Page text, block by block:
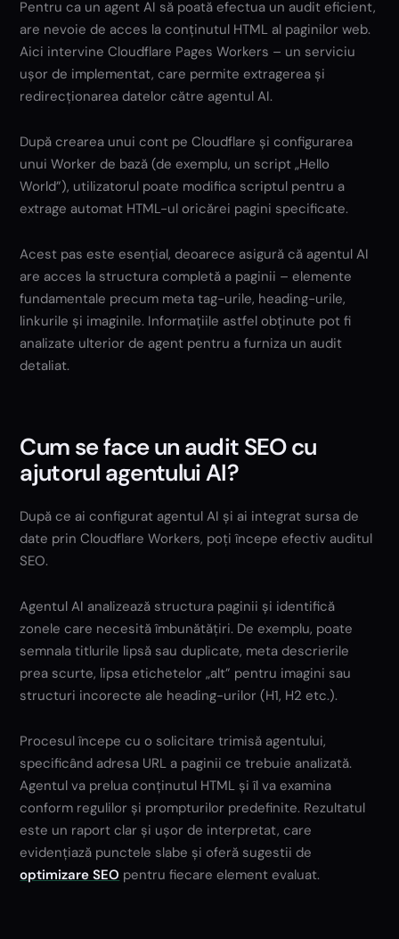
Pentru ca un agent AI să poată efectua un audit eficient,
are nevoie de acces la conținutul HTML al paginilor web.
Aici intervine Cloudflare Pages Workers – un serviciu
ușor de implementat, care permite extragerea și
redirecționarea datelor către agentul AI.
După crearea unui cont pe Cloudflare și configurarea
unui Worker de bază (de exemplu, un script „Hello
World”), utilizatorul poate modifica scriptul pentru a
extrage automat HTML-ul oricărei pagini specificate.
Acest pas este esențial, deoarece asigură că agentul AI
are acces la structura completă a paginii – elemente
fundamentale precum meta tag-urile, heading-urile,
linkurile și imaginile. Informațiile astfel obținute pot fi
analizate ulterior de agent pentru a furniza un audit
detaliat.
Cum se face un audit SEO cu
ajutorul agentului AI?
După ce ai configurat agentul AI și ai integrat sursa de
date prin Cloudflare Workers, poți începe efectiv auditul
SEO.
Agentul AI analizează structura paginii și identifică
zonele care necesită îmbunătățiri. De exemplu, poate
semnala titlurile lipsă sau duplicate, meta descrierile
prea scurte, lipsa etichetelor „alt” pentru imagini sau
structuri incorecte ale heading-urilor (H1, H2 etc.).
Procesul începe cu o solicitare trimisă agentului,
specificând adresa URL a paginii ce trebuie analizată.
Agentul va prelua conținutul HTML și îl va examina
conform regulilor și prompturilor predefinite. Rezultatul
este un raport clar și ușor de interpretat, care
evidențiază punctele slabe și oferă sugestii de
optimizare SEO pentru fiecare element evaluat.